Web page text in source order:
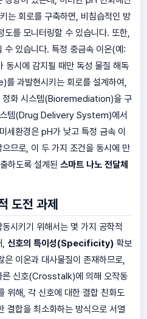
는 회로를 구축하면, 비침습적인 방
도를 모니터링할 수 있습니다. 또한,
수 있습니다. 특정 중금속 이온(예:
동시에 감지될 때만 독성 물질 해독
과발현시키는 회로를 설계하여,
정화 시스템(Bioremediation)을 구
스템(Drug Delivery System)에서
세환경은 pH가 낮고 특정 금속 이
므로, 이 두 가지 조건을 동시에 만
하도록 설계된 스마트 나노 전달체
도전 과제
시키기 위해서는 몇 가지 공학적
, 신호의 특이성(Specificity)확보
이온과 대사물질이 존재하므로,
른 신호(Crosstalk)에 의해 오작동
위해, 각 신호에 대한 결합 친화도
결합을 최소화하는 방식으로 서열